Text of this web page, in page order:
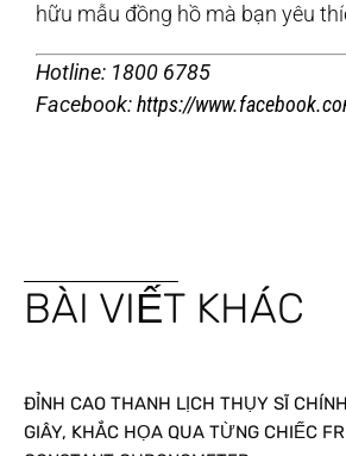
hữu mẫu đồng hồ mà bạn yêu
Hotline: 1800 6785
Facebook:https://
BÀI VIẾT KHÁC
ĐỈNH CAO THANH LỊCH THỤY SĨ
GIÂY, KHẮC HỌA QUA TỪNG CHIẾC